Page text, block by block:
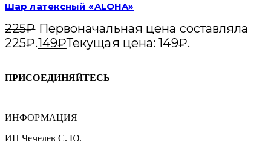
Шар латексный «ALOHA»
225₽ Первоначальная цена составляла
225₽.149₽Текущая цена: 149₽.
ПРИСОЕДИНЯЙТЕСЬ
ИНФОРМАЦИЯ
ИП Чечелев С. Ю.